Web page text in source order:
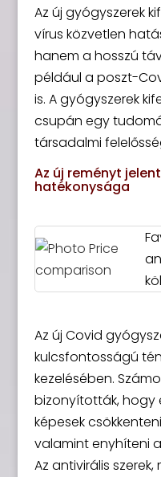
Az új gyógyszerek
vírus közvetlen
hanem a hosszú
például a poszt-
is. A gyógyszerek
csupán egy
társadalmi
Az új reményt
hatékonysága
Az új Covid
kulcsfontosságú
kezelésében.
bizonyították, hogy
képesek
valamint enyhíteni
Az antivirális